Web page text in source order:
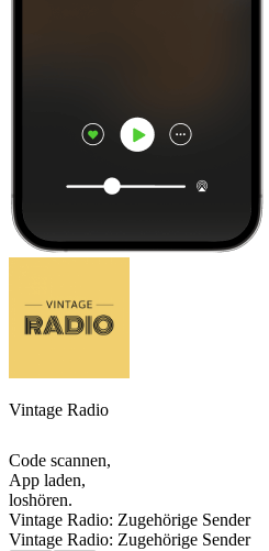
Vintage Radio
Code scannen,
App laden,
loshören.
Vintage Radio: Zugehörige Sender
Vintage Radio: Zugehörige Sender